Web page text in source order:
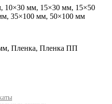
10×30 мм, 15×30 мм, 15×50
35×100 мм, 50×100 мм
Пленка, Пленка ПП